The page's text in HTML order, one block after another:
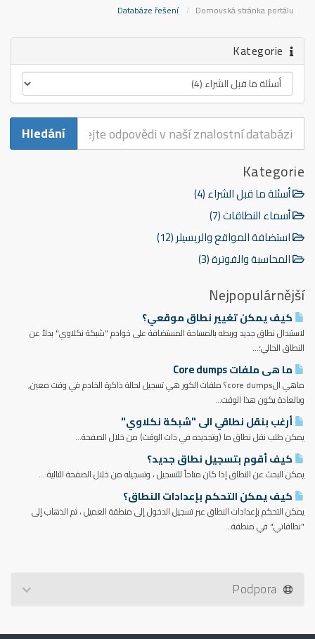
Domovská stránka portálu
Databáze řešení
Kategorie
أسئلة ما قبل الشراء (4)
أسماء النطاقات (7)
استضافة المواقع والريسيلر (12)
المحاسبة والفوترة (3)
Nejpopulárnější
كيف يمكن تغيير نطاق موقعي؟
لاستبدال نطاق جديد وربطه بالمساحة المستضافة على خوادم "شبكة نكلاوي" بدلاً عن
النطاق الحالي؛...
ما هى ملفات Core dumps
ماهي الcore dumps؟ ملفات الكور هي تسجيل لحالة ذاكرة الخادم في وقت معين,
وبالعادة يكون هذا الوقت...
أرغب بنقل نطاقي الى "شبكة نكلاوي"
يمكن طلب نقل نطاق ما (وتجديده في ذات الوقت) من خلال الصفحة...
كيف أقوم بتسجيل نطاق جديد؟
يمكن البحث عن النطاق إذا كان متاحاً للتسجيل ، وتسجيله من خلال الصفحة التالية:...
كيف يمكن التحكم بإعدادات النطاق؟
يمكن التحكم بإعدادات النطاق عبر تسجيل الدخول إلى منطقة العميل ، ثم الذهاب إلى
"نطاقاتي" في منطقة...